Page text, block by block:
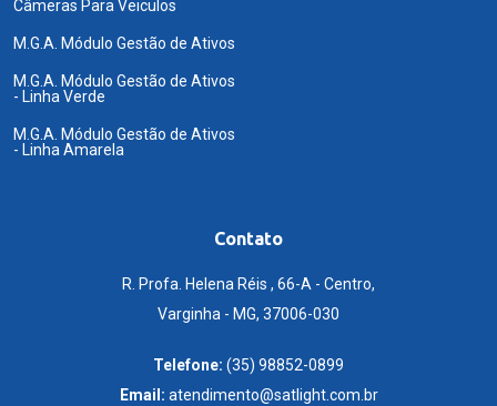
Câmeras Para Veiculos
M.G.A. Módulo Gestão de Ativos
M.G.A. Módulo Gestão de Ativos
- Linha Verde
M.G.A. Módulo Gestão de Ativos
- Linha Amarela
Contato
R. Profa. Helena Réis , 66-A - Centro,
Varginha - MG, 37006-030
Telefone: (35) 98852-0899
Email: atendimento@satlight.com.br